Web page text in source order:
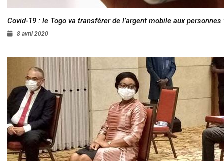
Covid-19 : le Togo va transférer de l’argent mobile aux
8 avril 2020